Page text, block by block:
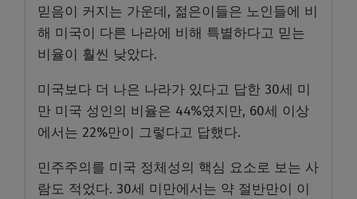
믿음이 커지는 가운데, 젊은이들은 노인들에 비
해 미국이 다른 나라에 비해 특별하다고 믿는
비율이 훨씬 낮았다.
미국보다 더 나은 나라가 있다고 답한 30세 미
만 미국 성인의 비율은 44%였지만, 60세 이상
에서는 22%만이 그렇다고 답했다.
민주주의를 미국 정체성의 핵심 요소로 보는 사
람도 적었다. 30세 미만에서는 약 절반만이 이